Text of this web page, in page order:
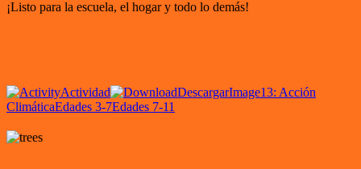
¡Listo para la escuela, el hogar y todo lo demás!
Actividad DescargarImage13: Acción
ClimáticaEdades 3-7Edades 7-11